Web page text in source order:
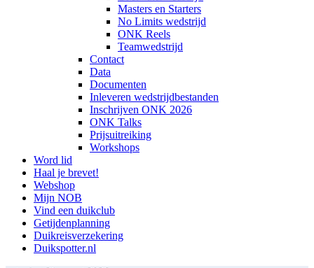
Masters en Starters
No Limits wedstrijd
ONK Reels
Teamwedstrijd
Contact
Data
Documenten
Inleveren wedstrijdbestanden
Inschrijven ONK 2026
ONK Talks
Prijsuitreiking
Workshops
Word lid
Haal je brevet!
Webshop
Mijn NOB
Vind een duikclub
Getijdenplanning
Duikreisverzekering
Duikspotter.nl